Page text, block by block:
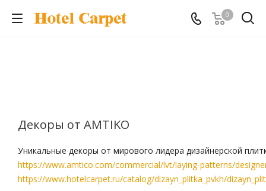
0
Декоры от AMTIKO
Уникальные декоры от мирового лидера дизайнерской
https://www.amtico.com/commercial/lvt/laying-patterns/
https://www.hotelcarpet.ru/catalog/dizayn_plitka_pvkh/